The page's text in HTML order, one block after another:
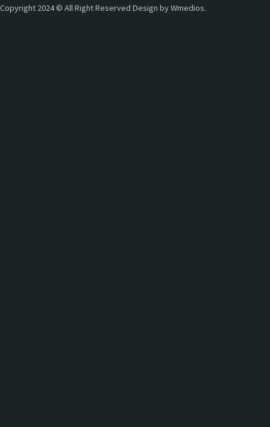
Copyright 2024 © All Right Reserved Design by Wmedios.